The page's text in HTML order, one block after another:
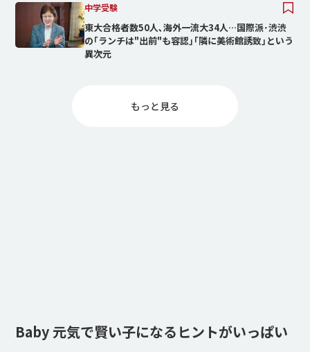
中学受験
東大合格者数50人､海外一流大34人…国際派･渋渋
の｢ランチは"出前"も容認｣｢隣に美術館誘致｣という
異次元
もっと⾒る
Baby 元気で賢い子になるヒントがいっぱい